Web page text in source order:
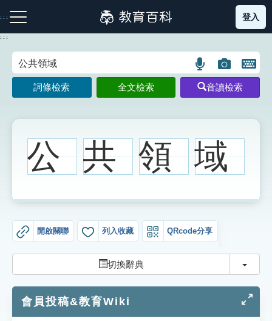
到
主
:::
注音索引圖示 筆畫索引圖示 部首索引表圖示
生字詞彙表
知識索引
登入
:::
語
言
搜
示
圖
片
搜
示
開
鍵
圖
詞條檢索 全文檢索 音讀檢索
公 共 領 域
開啟關聯 列入收藏 QRcode分享
切換辭典 切換
會員投稿&教育Wiki